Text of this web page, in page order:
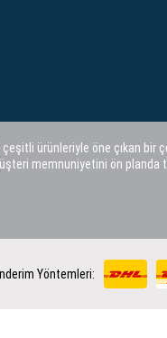
ürünleriyle öne çıkan bir
memnuniyetini ön planda
Yöntemleri: